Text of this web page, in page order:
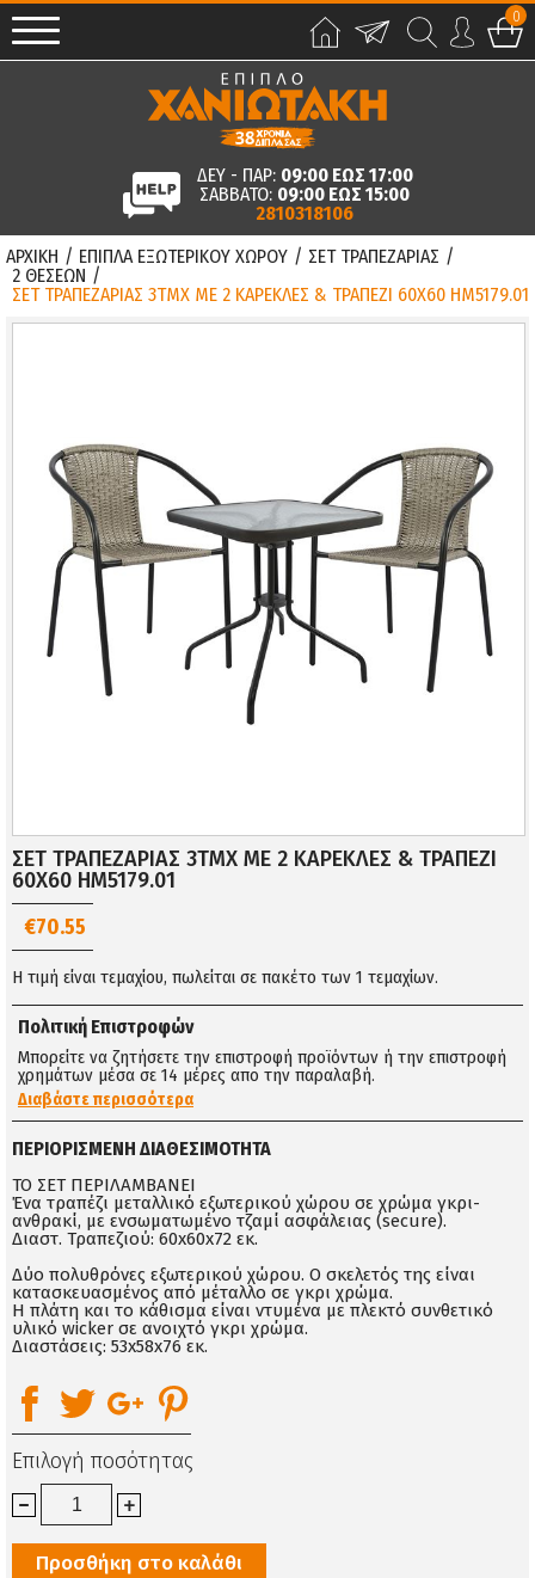
0
ΔΕΥ - ΠΑΡ: 09:00 ΕΩΣ 17:00
ΣΑΒΒΑΤΟ: 09:00 ΕΩΣ 15:00
2810318106
ΑΡΧΙΚΗ / ΕΠΙΠΛΑ ΕΞΩΤΕΡΙΚΟΥ ΧΩΡΟΥ / ΣΕΤ ΤΡΑΠΕΖΑΡΙΑΣ /
2 ΘΕΣΕΩΝ /
ΣΕΤ ΤΡΑΠΕΖΑΡΙΑΣ 3ΤΜΧ ΜΕ 2 ΚΑΡΕΚΛΕΣ & ΤΡΑΠΕΖΙ 60Χ60 HM5179.01
ΣΕΤ ΤΡΑΠΕΖΑΡΙΑΣ 3ΤΜΧ ΜΕ 2 ΚΑΡΕΚΛΕΣ & ΤΡΑΠΕΖΙ
60Χ60 HM5179.01
€70.55
Η τιμή είναι τεμαχίου, πωλείται σε πακέτο των 1 τεμαχίων.
Πολιτική Επιστροφών
Μπορείτε να ζητήσετε την επιστροφή προϊόντων ή την επιστροφή
χρημάτων μέσα σε 14 μέρες απο την παραλαβή.
Διαβάστε περισσότερα
ΠΕΡΙΟΡΙΣΜΈΝΗ ΔΙΑΘΕΣΙΜΌΤΗΤΑ
ΤΟ ΣΕΤ ΠΕΡΙΛΑΜΒΑΝΕΙ
Ένα τραπέζι μεταλλικό εξωτερικού χώρου σε χρώμα γκρι-
ανθρακί, με ενσωματωμένο τζαμί ασφάλειας (secure).
Διαστ. Τραπεζιού: 60x60x72 εκ.
Δύο πολυθρόνες εξωτερικού χώρου. Ο σκελετός της είναι
κατασκευασμένος από μέταλλο σε γκρι χρώμα.
Η πλάτη και το κάθισμα είναι ντυμένα με πλεκτό συνθετικό
υλικό wicker σε ανοιχτό γκρι χρώμα.
Διαστάσεις: 53x58x76 εκ.
Επιλογή ποσότητας
Προσθήκη στο καλάθι